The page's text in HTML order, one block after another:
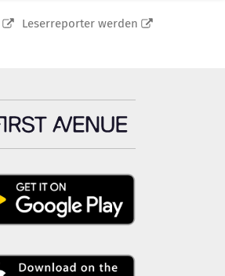
Leserreporter werden